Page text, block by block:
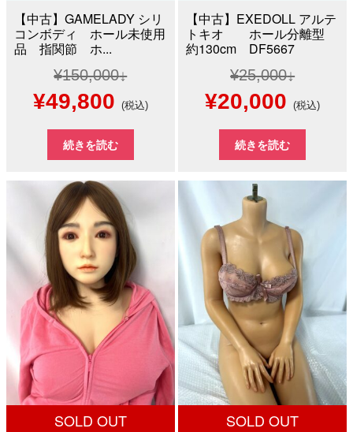
【中古】GAMELADY シリ
コンボディ ホール未使用
品 指関節 ホ...
¥150,000
元
の
価
格
は
¥150,000
で
し
た。
¥49,800現
在
の
価
格
は
¥49,800
で
す。
(税込)
続きを読む
【中古】EXEDOLL アルテ
トキオ ホール分離型
約130cm DF5667
¥25,000
元
の
価
は
¥25,000
で
し
た。
¥20,000 現
在
の
格
は
で
す。
(税込)
続きを読む
SOLD OUT SOLD OUT